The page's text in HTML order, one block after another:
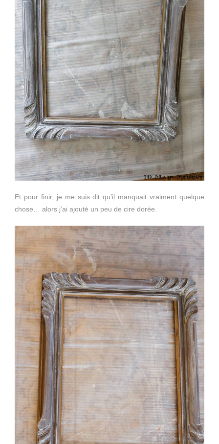
Et pour finir, je me suis dit qu’il manquait vraiment quelque
chose… alors j’ai ajouté un peu de cire dorée.